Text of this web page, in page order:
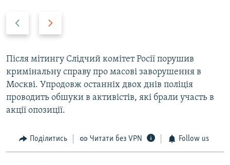
v
i
o
u
s
t
s
l
i
d
Після мітингу Слідчий комітет Росії порушив
кримінальну справу про масові заворушення в
Москві. Упродовж останніх двох днів поліція
проводить обшуки в активістів, які брали участь в
акції опозиції.
Поділитись Читати без VPN Follow us